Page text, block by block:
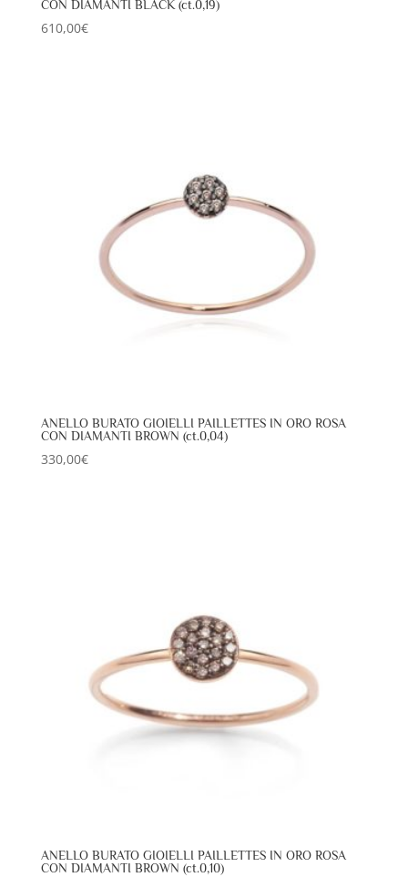
CON DIAMANTI BLACK (ct.0,19)
610,00€
ANELLO BURATO GIOIELLI PAILLETTES IN ORO ROSA
CON DIAMANTI BROWN (ct.0,04)
330,00€
ANELLO BURATO GIOIELLI PAILLETTES IN ORO ROSA
CON DIAMANTI BROWN (ct.0,10)